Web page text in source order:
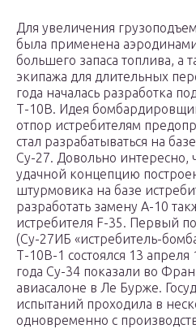
Для увеличения
была применена
большего запаса топлива, а
экипажа для длительных
года началась разработка
Т-10В. Идея
отпор истребителям
стал разрабатываться на
Су-27. Довольно интересно,
удачной концепцию
штурмовика на базе
разработать замену A-10
истребителя F-35. Первый
(Су-27ИБ «истребитель-
Т-10В-1 состоялся 13
года Су-34 показали во
авиасалоне в Ле Бурже.
испытаний проходила в
одновременно с